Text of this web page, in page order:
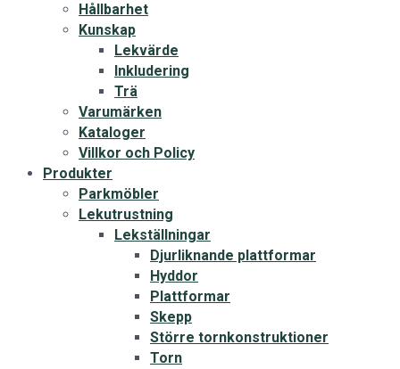
Hållbarhet
Kunskap
Lekvärde
Inkludering
Trä
Varumärken
Kataloger
Villkor och Policy
Produkter
Parkmöbler
Lekutrustning
Lekställningar
Djurliknande plattformar
Hyddor
Plattformar
Skepp
Större tornkonstruktioner
Torn